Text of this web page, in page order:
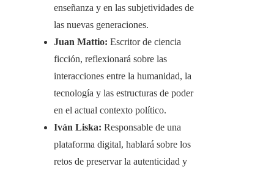
enseñanza y en las subjetividades de
las nuevas generaciones.​
Juan Mattio: Escritor de ciencia
ficción, reflexionará sobre las
interacciones entre la humanidad, la
tecnología y las estructuras de poder
en el actual contexto político.​
Iván Liska: Responsable de una
plataforma digital, hablará sobre los
retos de preservar la autenticidad y